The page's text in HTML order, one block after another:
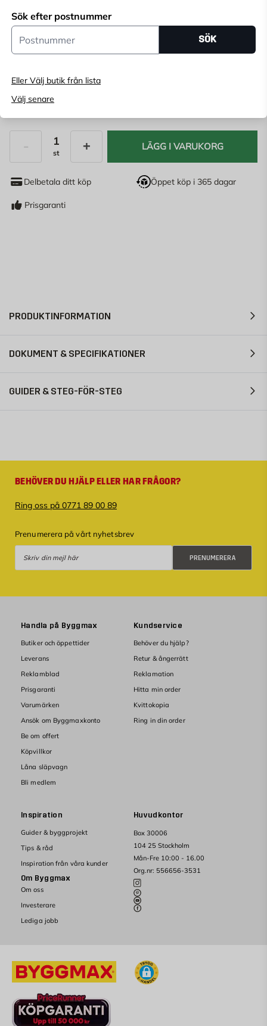
Sök efter postnummer
Postnummer
SÖK
Eller Välj butik från lista
Välj senare
Välj butik för att se lagerstatus
Köp online, boka leverans i kassan
Angepostnummerför att se lagerstatus
275,80 kr/l
st
LÄGG I VARUKORG
Delbetala ditt köp Öppet köp i 365 dagar
Prisgaranti
PRODUKTINFORMATION
DOKUMENT & SPECIFIKATIONER
GUIDER & STEG-FÖR-STEG
BEHÖVER DU HJÄLP ELLER HAR FRÅGOR?
Ring oss på 0771 89 00 89
Prenumerera på vårt nyhetsbrev
PRENUMERERA
Huvudkontor
Box 30006
104 25 Stockholm
Mån-Fre 10:00 - 16.00
Org.nr: 556656-3531
Handla på Byggmax
Butiker och öppettider
Leverans
Reklamblad
Prisgaranti
Varumärken
Ansök om Byggmaxkonto
Be om offert
Köpvillkor
Låna släpvagn
Bli medlem
Kundservice
Behöver du hjälp?
Retur & ångerrätt
Reklamation
Hitta min order
Kvittokopia
Ring in din order
Inspiration
Guider & byggprojekt
Tips & råd
Inspiration från våra kunder
Om Byggmax
Om oss
Investerare
Lediga jobb